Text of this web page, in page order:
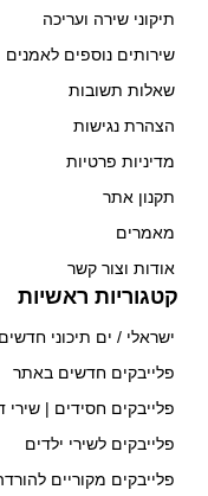
תיקוני שירה ועריכה
שירותים נוספים לאמנים
שאלות תשובות
הצהרת נגישות
מדיניות פרטיות
תקנון אתר
מאמרים
אודות וצור קשר
קטגוריות ראשיות
ישראלי / ים תיכוני חדשים
פלייבקים חדשים באתר
פלייבקים חסידים | שירי
פלייבקים לשירי ילדים
פלייבקים מקוריים